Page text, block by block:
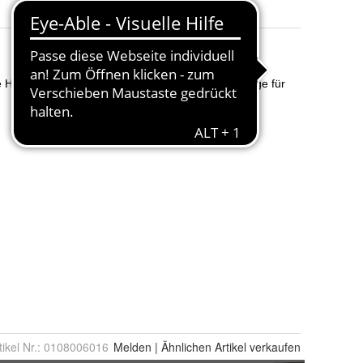
Nr.: 0108006016 Melden | Ähnlichen Artikel verkaufen